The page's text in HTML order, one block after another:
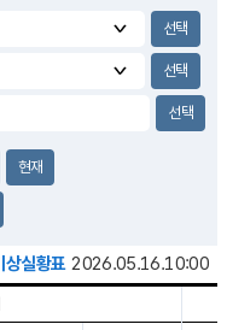
현재
상실황표 2026.05.16.10:00